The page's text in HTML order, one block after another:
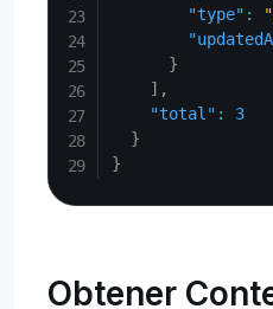
"type" :
}
] ,
"total" :
3
}
}
Obtener